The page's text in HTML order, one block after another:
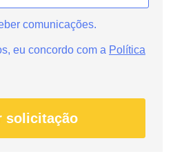
comunicações.
eu concordo com a Política
solicitação